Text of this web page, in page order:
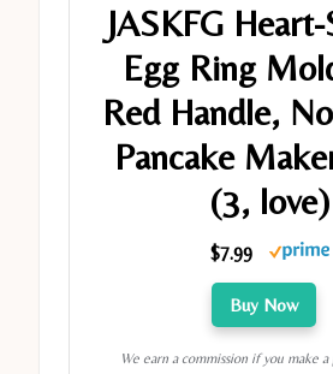
JASKFG
Egg Ring
Red Handle,
Pancake
(3, love)
$7.99
Buy Now
We earn a commission if you make a